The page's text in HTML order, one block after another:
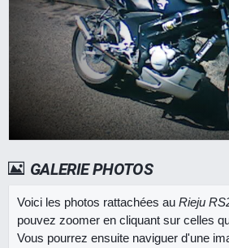
GALERIE PHOTOS
Voici les photos rattachées au Rieju
pouvez zoomer en cliquant sur celles
Vous pourrez ensuite naviguer d'une